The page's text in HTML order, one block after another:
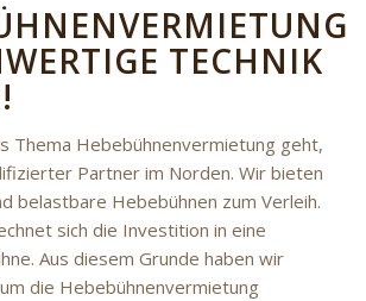
TECHNIK
Thema Hebebühnenvermietung geht,
Partner im Norden. Wir bieten
belastbare Hebebühnen zum Verleih.
sich die Investition in eine
Aus diesem Grunde haben wir
die Hebebühnenvermietung